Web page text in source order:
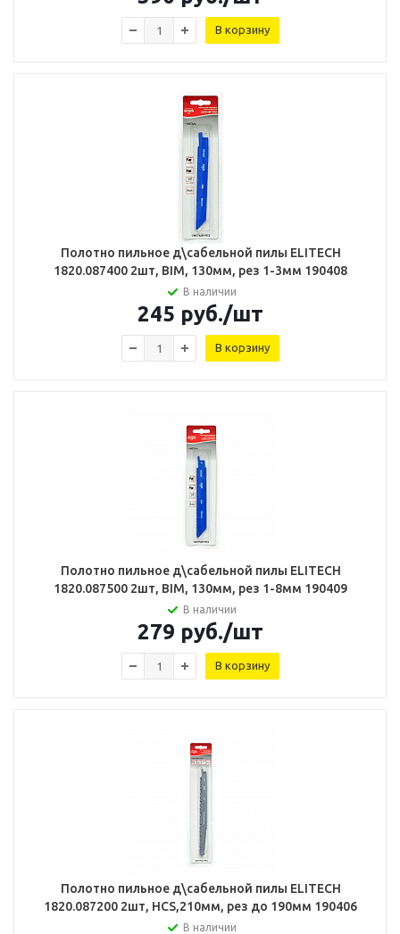
В корзину
Полотно пильное д\сабельной пилы ELITECH
1820.087400 2шт, BIM, 130мм, рез 1-3мм 190408
В наличии
245 руб./шт
В корзину
Полотно пильное д\сабельной пилы ELITECH
1820.087500 2шт, BIM, 130мм, рез 1-8мм 190409
В наличии
279 руб./шт
В корзину
Полотно пильное д\сабельной пилы ELITECH
1820.087200 2шт, HCS,210мм, рез до 190мм 190406
В наличии